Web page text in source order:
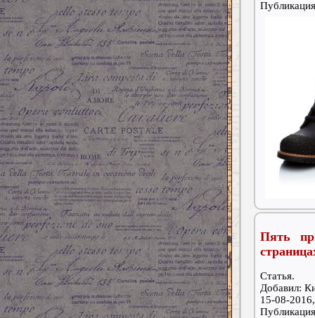
Пять
Статья.
Добавил:
15-08-